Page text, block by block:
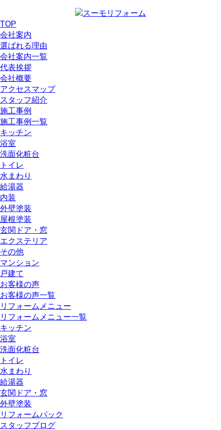
TOP
会社案内
選ばれる理由
会社案内一覧
代表挨拶
会社概要
アクセスマップ
スタッフ紹介
施工事例
施工事例一覧
キッチン
浴室
洗面化粧台
トイレ
水まわり
給湯器
内装
外壁塗装
屋根塗装
玄関ドア・窓
エクステリア
その他
マンション
戸建て
お客様の声
お客様の声一覧
リフォームメニュー
リフォームメニュー一覧
キッチン
浴室
洗面化粧台
トイレ
水まわり
給湯器
玄関ドア・窓
外壁塗装
リフォームパック
スタッフブログ